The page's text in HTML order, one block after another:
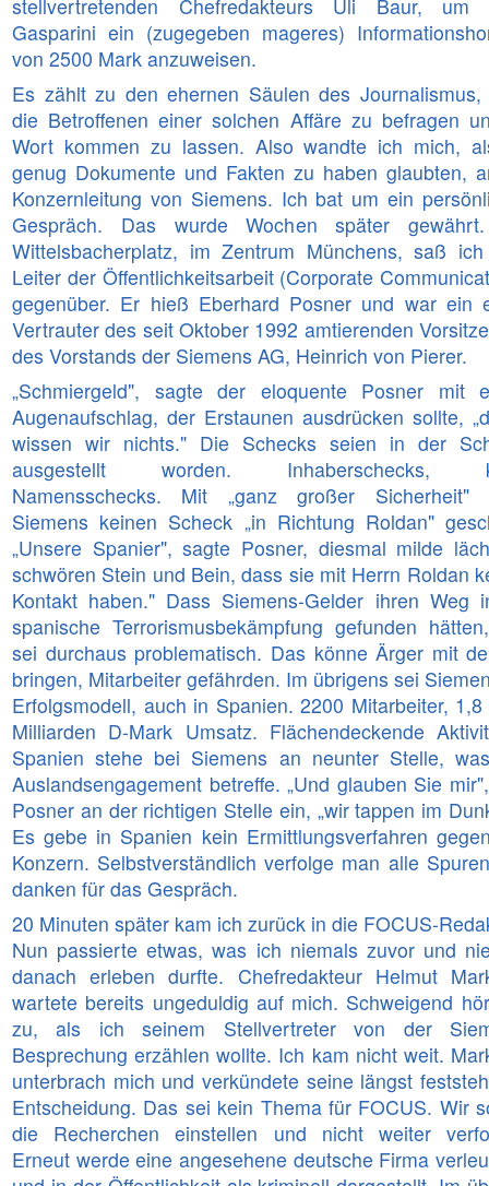
stellvertretenden Chefredakteurs Uli Baur, um
Gasparini ein (zugegeben mageres)
von 2500 Mark anzuweisen.
Es zählt zu den ehernen Säulen des Journalismus,
die Betroffenen einer solchen Affäre zu befragen
Wort kommen zu lassen. Also wandte ich mich,
genug Dokumente und Fakten zu haben glaubten,
Konzernleitung von Siemens. Ich bat um ein
Gespräch. Das wurde Wochen später
Wittelsbacherplatz, im Zentrum Münchens, saß
Leiter der Öffentlichkeitsarbeit (Corporate
gegenüber. Er hieß Eberhard Posner und war ein
Vertrauter des seit Oktober 1992 amtierenden
des Vorstands der Siemens AG, Heinrich von Pierer.
„Schmiergeld", sagte der eloquente Posner mit
Augenaufschlag, der Erstaunen ausdrücken sollte,
wissen wir nichts." Die Schecks seien in der
ausgestellt worden. Inhaberschecks,
Namensschecks. Mit „ganz großer Sicherheit"
Siemens keinen Scheck „in Richtung Roldan"
„Unsere Spanier", sagte Posner, diesmal milde
schwören Stein und Bein, dass sie mit Herrn Roldan
Kontakt haben." Dass Siemens-Gelder ihren Weg
spanische Terrorismusbekämpfung gefunden
sei durchaus problematisch. Das könne Ärger mit
bringen, Mitarbeiter gefährden. Im übrigens sei
Erfolgsmodell, auch in Spanien. 2200 Mitarbeiter,
Milliarden D-Mark Umsatz. Flächendeckende
Spanien stehe bei Siemens an neunter Stelle,
Auslandsengagement betreffe. „Und glauben Sie
Posner an der richtigen Stelle ein, „wir tappen im
Es gebe in Spanien kein Ermittlungsverfahren
Konzern. Selbstverständlich verfolge man alle
danken für das Gespräch.
20 Minuten später kam ich zurück in die FOCUS-
Nun passierte etwas, was ich niemals zuvor und
danach erleben durfte. Chefredakteur Helmut
wartete bereits ungeduldig auf mich. Schweigend
zu, als ich seinem Stellvertreter von der
Besprechung erzählen wollte. Ich kam nicht weit.
unterbrach mich und verkündete seine längst
Entscheidung. Das sei kein Thema für FOCUS. Wir
die Recherchen einstellen und nicht weiter
Erneut werde eine angesehene deutsche Firma